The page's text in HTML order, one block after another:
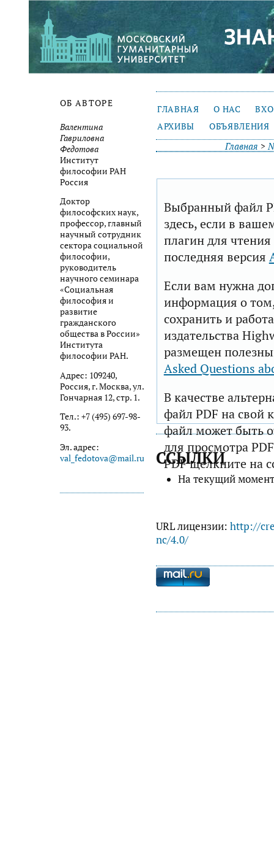
ОБ АВТОРЕ
Валентина
Гавриловна
Федотова
Институт
философии РАН
Россия
Доктор
философских наук,
профессор, главный
научный сотрудник
сектора социальной
философии,
руководитель
научного семинара
«Социальная
философия и
развитие
гражданского
общества в России»
Института
философии РАН.
Адрес: 109240,
Россия, г. Москва, ул.
Гончарная 12, стр. 1.
Тел.: +7 (495) 697-98-
93.
Эл. адрес:
val_fedotova@mail.ru
ГЛАВНАЯ О НАС
АРХИВЫ
ОБЪЯВЛЕНИЯ
Главная >
Выбранный файл
здесь, если в
плагин для
последняя версия
Если вам нужна
информация о том,
сохранить и
издательства
размещен
Asked Questions
В качестве
файл PDF на свой
файл может быть
для просмотра
PDF щелкните на
ССЫЛКИ
На текущий
URL лицензии: http://
nc/4.0/